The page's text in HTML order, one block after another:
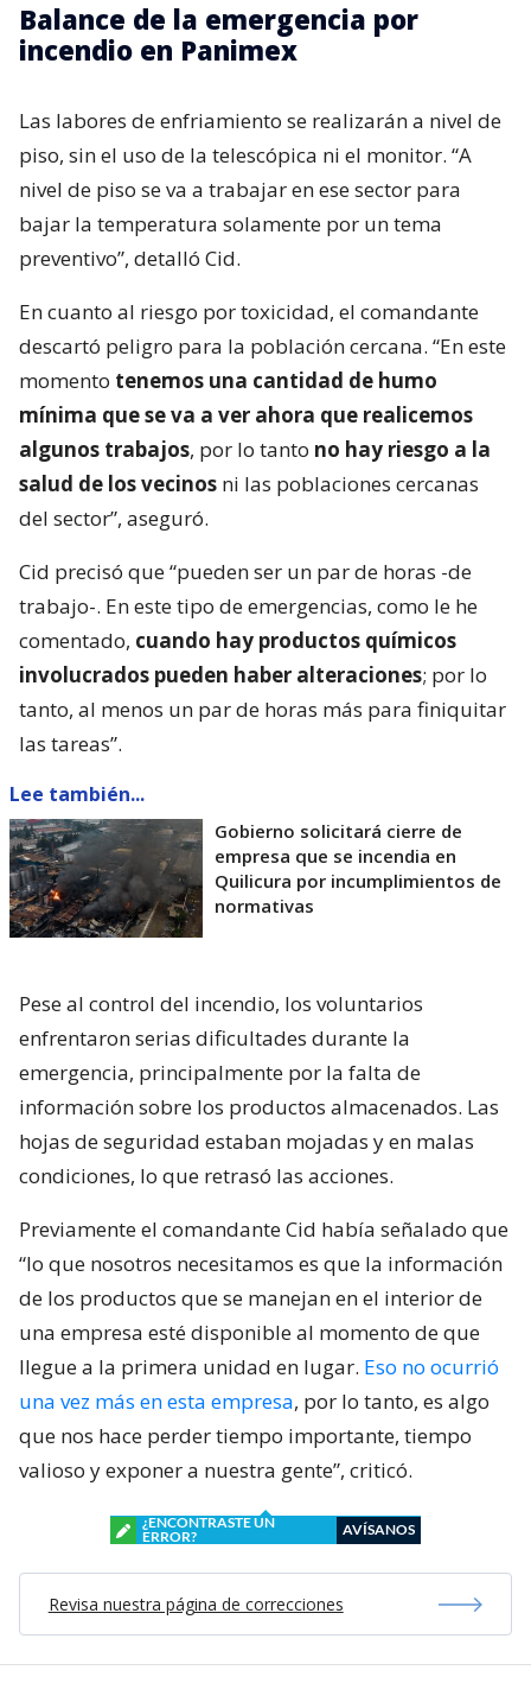
Balance de la emergencia por
incendio en Panimex
Las labores de enfriamiento se realizarán a nivel de
piso, sin el uso de la telescópica ni el monitor. “A
nivel de piso se va a trabajar en ese sector para
bajar la temperatura solamente por un tema
preventivo”, detalló Cid.
En cuanto al riesgo por toxicidad, el comandante
descartó peligro para la población cercana. “En este
momento tenemos una cantidad de humo
mínima que se va a ver ahora que realicemos
algunos trabajos, por lo tanto no hay riesgo a la
salud de los vecinos ni las poblaciones cercanas
del sector”, aseguró.
Cid precisó que “pueden ser un par de horas -de
trabajo-. En este tipo de emergencias, como le he
comentado, cuando hay productos químicos
involucrados pueden haber alteraciones; por lo
tanto, al menos un par de horas más para finiquitar
las tareas”.
Lee también...
Gobierno solicitará cierre de
empresa que se incendia en
Quilicura por incumplimientos de
normativas
Pese al control del incendio, los voluntarios
enfrentaron serias dificultades durante la
emergencia, principalmente por la falta de
información sobre los productos almacenados. Las
hojas de seguridad estaban mojadas y en malas
condiciones, lo que retrasó las acciones.
Previamente el comandante Cid había señalado que
“lo que nosotros necesitamos es que la información
de los productos que se manejan en el interior de
una empresa esté disponible al momento de que
llegue a la primera unidad en lugar. Eso no ocurrió
una vez más en esta empresa, por lo tanto, es algo
que nos hace perder tiempo importante, tiempo
valioso y exponer a nuestra gente”, criticó.
¿ENCONTRASTE UN
ERROR?
AVÍSANOS
Revisa nuestra página de correcciones